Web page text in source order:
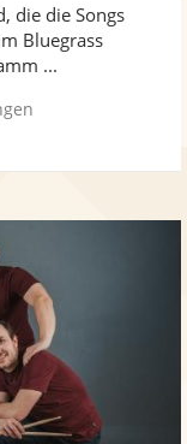
5
die die Songs
Bluegrass
...